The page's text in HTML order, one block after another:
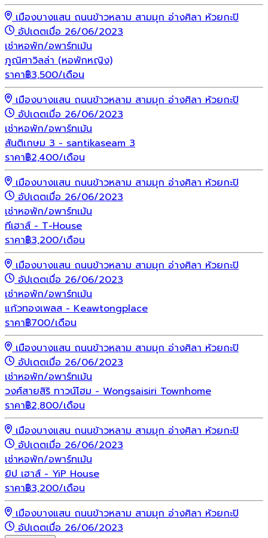
เมืองบางแสน ถนนข้าวหลาม สามมุก อ่างศิลา ห้วยกะปิ
อัปเดตเมื่อ 26/06/2023
เช่าหอพัก/อพาร์ทเม้น
ภูณิศาวิลล่า (หอพักหญิง)
ราคา฿3,500/เดือน
เมืองบางแสน ถนนข้าวหลาม สามมุก อ่างศิลา ห้วยกะปิ
อัปเดตเมื่อ 26/06/2023
เช่าหอพัก/อพาร์ทเม้น
สันติเกษม 3 - santikaseam 3
ราคา฿2,400/เดือน
เมืองบางแสน ถนนข้าวหลาม สามมุก อ่างศิลา ห้วยกะปิ
อัปเดตเมื่อ 26/06/2023
เช่าหอพัก/อพาร์ทเม้น
ทีเฮาส์ - T-House
ราคา฿3,200/เดือน
เมืองบางแสน ถนนข้าวหลาม สามมุก อ่างศิลา ห้วยกะปิ
อัปเดตเมื่อ 26/06/2023
เช่าหอพัก/อพาร์ทเม้น
แก้วทองเพลส - Keawtongplace
ราคา฿700/เดือน
เมืองบางแสน ถนนข้าวหลาม สามมุก อ่างศิลา ห้วยกะปิ
อัปเดตเมื่อ 26/06/2023
เช่าหอพัก/อพาร์ทเม้น
วงศ์สายสิริ ทาวน์โฮม - Wongsaisiri Townhome
ราคา฿2,800/เดือน
เมืองบางแสน ถนนข้าวหลาม สามมุก อ่างศิลา ห้วยกะปิ
อัปเดตเมื่อ 26/06/2023
เช่าหอพัก/อพาร์ทเม้น
ยิป เฮาส์ - YiP House
ราคา฿3,200/เดือน
เมืองบางแสน ถนนข้าวหลาม สามมุก อ่างศิลา ห้วยกะปิ
อัปเดตเมื่อ 26/06/2023